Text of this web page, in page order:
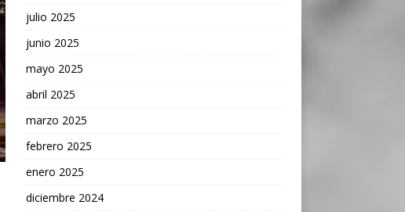
julio 2025
junio 2025
mayo 2025
abril 2025
marzo 2025
febrero 2025
enero 2025
diciembre 2024